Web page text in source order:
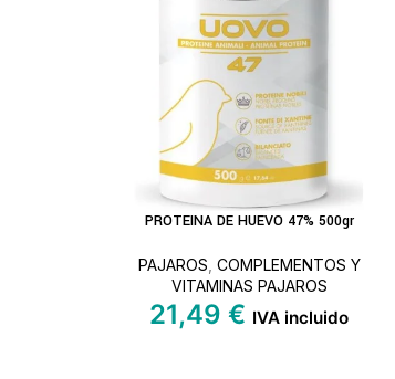
LEER MÁSPROTEINA DE HUEVO 47% 500gr
PAJAROS COMPLEMENTOS Y
VITAMINAS PAJAROS
21,49 € IVA incluido